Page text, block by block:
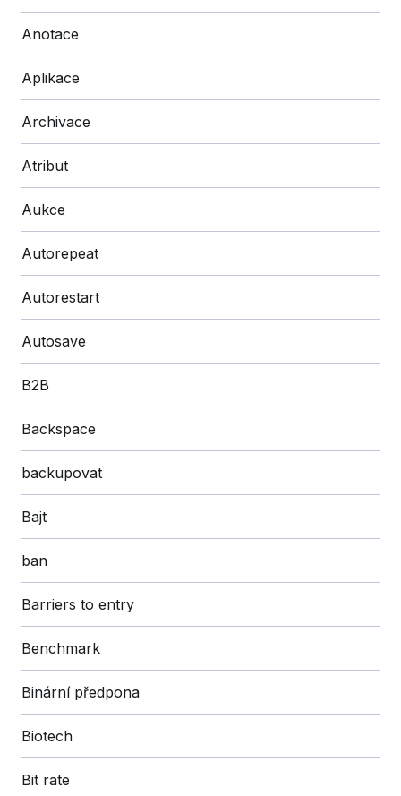
Anotace
Aplikace
Archivace
Atribut
Aukce
Autorepeat
Autorestart
Autosave
B2B
Backspace
backupovat
Bajt
ban
Barriers to entry
Benchmark
Binární předpona
Biotech
Bit rate